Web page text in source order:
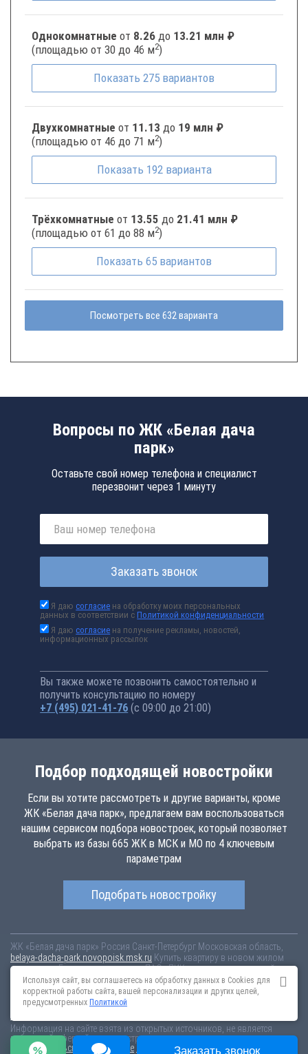
Однокомнатные от 8.26 до 13.21 млн ₽
(площадью от 30 до 46 м2)
Показать 275 вариантов
Двухкомнатные от 11.13 до 19 млн ₽
(площадью от 46 до 71 м2)
Показать 192 варианта
Трёхкомнатные от 13.55 до 21.41 млн ₽
(площадью от 61 до 88 м2)
Показать 65 вариантов
Посмотреть все 632 варианта
Вопросы по ЖК «Белая дача
парк»
Оставьте свой номер телефона и специалист
перезвонит через 1 минуту
Заказать звонок
Я даюсогласие на обработку моих персональных
данных в соответствии сПолитикой конфиденциальности
Я даюсогласие на получение рекламы, новостей,
информационных рассылок
Вы также можете позвонить самостоятельно и
получить консультацию по номеру
+7 (495) 021-41-76 (с 09:00 до 21:00)
Подбор подходящей новостройки
Если вы хотите рассмотреть и другие варианты, кроме
ЖК «Белая дача парк», предлагаем вам воспользоваться
нашим сервисом подбора новостроек, который позволяет
выбрать из базы 665 ЖК в МСК и МО по 4 ключевым
параметрам
Подобрать новостройку
ЖК «Белая дача парк» Россия Санкт-Петербург Московская область,
belaya-dacha-park.novopoisk.msk.ru Купить квартиру в новом жилом
комплексе «Белая дача парк» от «ПАО «ПИК-специализированный
застройщик»» в г. Котельники. Квартиры различных планировок от
7.44 млн рублей!
Информация на сайте взята из открытых источников, не является
публичной офертой и распространяется для ознакомления.
Пользовательское соглашение
Соглашение о размещении
Используя сайт, вы соглашаетесь на обработку данных в Cookies для
корректной работы сайта, вашей персонализации и других целей,
предусмотренных Политикой
Заказать звонок